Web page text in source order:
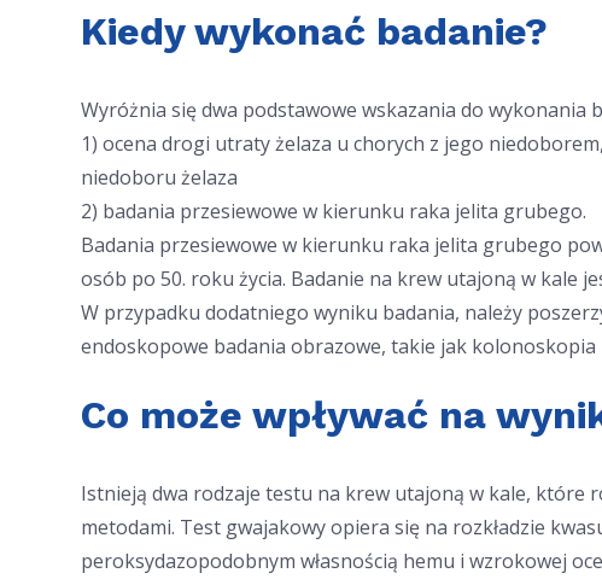
Kiedy wykonać badanie?
Wyróżnia się dwa podstawowe wskazania do wykonania
1) ocena drogi utraty żelaza u chorych z jego
niedoboru żelaza
2) badania przesiewowe w kierunku raka jelita grubego.
Badania przesiewowe w kierunku raka jelita grubego
osób po 50. roku życia. Badanie na krew utajoną w kale
W przypadku dodatniego wyniku badania, należy
endoskopowe badania obrazowe, takie jak
Co może wpływać na
Istnieją dwa rodzaje testu na krew utajoną w kale, które
metodami. Test gwajakowy opiera się na rozkładzie
peroksydazopodobnym własnością hemu i wzrokowej